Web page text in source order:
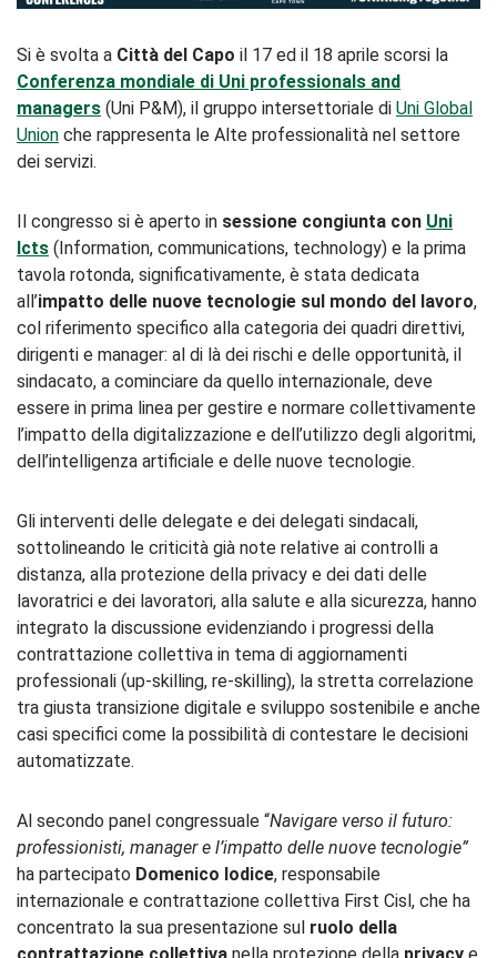
Si è svolta a Città del Capo il 17 ed il 18 aprile scorsi la
Conferenza mondiale di Uni professionals and
managers (Uni P&M), il gruppo intersettoriale di Uni Global
Union che rappresenta le Alte professionalità nel settore
dei servizi.
Il congresso si è aperto in sessione congiunta con Uni
Icts (Information, communications, technology) e la prima
tavola rotonda, significativamente, è stata dedicata
all’impatto delle nuove tecnologie sul mondo del lavoro,
col riferimento specifico alla categoria dei quadri direttivi,
dirigenti e manager: al di là dei rischi e delle opportunità, il
sindacato, a cominciare da quello internazionale, deve
essere in prima linea per gestire e normare collettivamente
l’impatto della digitalizzazione e dell’utilizzo degli algoritmi,
dell’intelligenza artificiale e delle nuove tecnologie.
Gli interventi delle delegate e dei delegati sindacali,
sottolineando le criticità già note relative ai controlli a
distanza, alla protezione della privacy e dei dati delle
lavoratrici e dei lavoratori, alla salute e alla sicurezza, hanno
integrato la discussione evidenziando i progressi della
contrattazione collettiva in tema di aggiornamenti
professionali (up-skilling, re-skilling), la stretta correlazione
tra giusta transizione digitale e sviluppo sostenibile e anche
casi specifici come la possibilità di contestare le decisioni
automatizzate.
Al secondo panel congressuale “Navigare verso il futuro:
professionisti, manager e l’impatto delle nuove tecnologie”
ha partecipato Domenico Iodice, responsabile
internazionale e contrattazione collettiva First Cisl, che ha
concentrato la sua presentazione sul ruolo della